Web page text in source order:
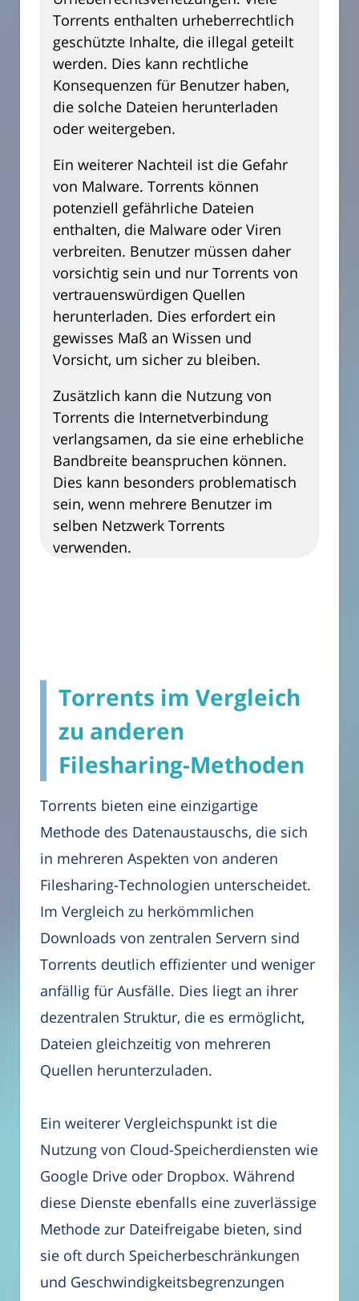
Torrents enthalten urheberrechtlich
geschützte Inhalte, die illegal geteilt
werden. Dies kann rechtliche
Konsequenzen für Benutzer haben,
die solche Dateien herunterladen
oder weitergeben.
Ein weiterer Nachteil ist die Gefahr
von Malware. Torrents können
potenziell gefährliche Dateien
enthalten, die Malware oder Viren
verbreiten. Benutzer müssen daher
vorsichtig sein und nur Torrents von
vertrauenswürdigen Quellen
herunterladen. Dies erfordert ein
gewisses Maß an Wissen und
Vorsicht, um sicher zu bleiben.
Zusätzlich kann die Nutzung von
Torrents die Internetverbindung
verlangsamen, da sie eine erhebliche
Bandbreite beanspruchen können.
Dies kann besonders problematisch
sein, wenn mehrere Benutzer im
selben Netzwerk Torrents
verwenden.
Torrents im Vergleich
zu anderen
Filesharing-Methoden
Torrents bieten eine einzigartige
Methode des Datenaustauschs, die sich
in mehreren Aspekten von anderen
Filesharing-Technologien unterscheidet.
Im Vergleich zu herkömmlichen
Downloads von zentralen Servern sind
Torrents deutlich effizienter und weniger
anfällig für Ausfälle. Dies liegt an ihrer
dezentralen Struktur, die es ermöglicht,
Dateien gleichzeitig von mehreren
Quellen herunterzuladen.
Ein weiterer Vergleichspunkt ist die
Nutzung von Cloud-Speicherdiensten wie
Google Drive oder Dropbox. Während
diese Dienste ebenfalls eine zuverlässige
Methode zur Dateifreigabe bieten, sind
sie oft durch Speicherbeschränkungen
und Geschwindigkeitsbegrenzungen